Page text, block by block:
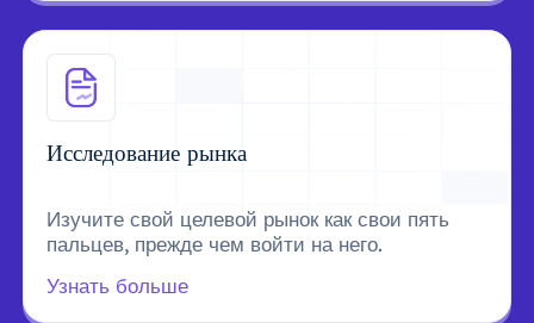
Исследование рынка
Изучите свой целевой рынок как свои пять
пальцев, прежде чем войти на него.
Узнать больше